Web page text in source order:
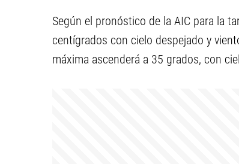
Según el pronóstico de la AIC para la
centígrados con cielo despejado y
máxima ascenderá a 35 grados, con